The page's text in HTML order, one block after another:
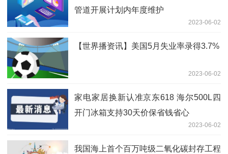
管道开展计划内年度维护
2023-06-02
【世界播资讯】美国5月失业率录得3.7%
2023-06-02
家电家居换新认准京东618 海尔500L四
开门冰箱支持30天价保省钱省心
2023-06-02
我国海上首个百万吨级二氧化碳封存工程